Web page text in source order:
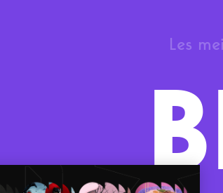
Les